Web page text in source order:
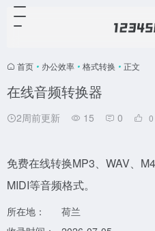
首页 • 办公效率 • 格式转换 • 正文
在线音频转换器
2周前更新 15 0 0
免费在线转换MP3、WAV、
MIDI等音频格式。
所在地：
荷兰